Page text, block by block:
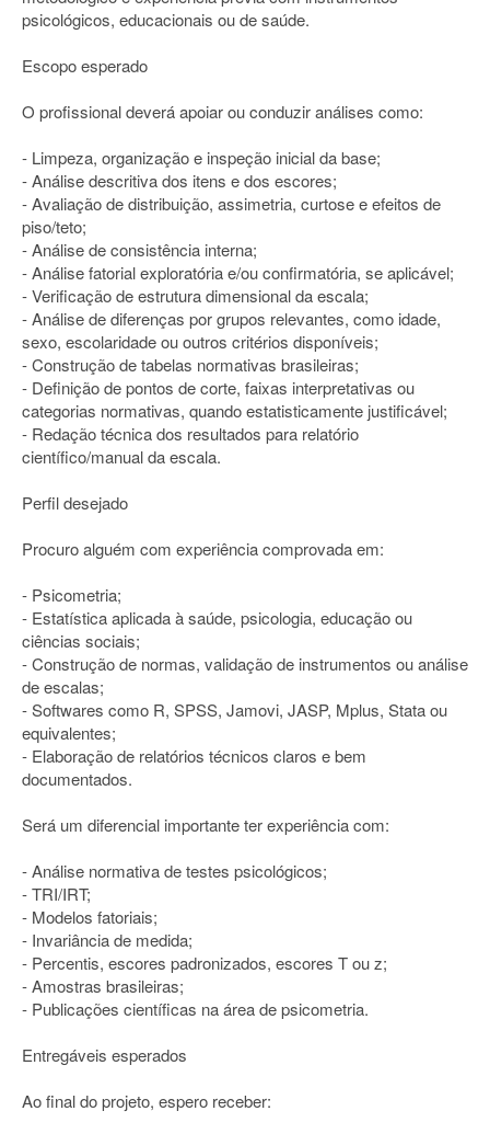
psicológicos, educacionais ou de saúde.
Escopo esperado
O profissional deverá apoiar ou conduzir análises como:
- Limpeza, organização e inspeção inicial da base;
- Análise descritiva dos itens e dos escores;
- Avaliação de distribuição, assimetria, curtose e efeitos de
piso/teto;
- Análise de consistência interna;
- Análise fatorial exploratória e/ou confirmatória, se aplicável;
- Verificação de estrutura dimensional da escala;
- Análise de diferenças por grupos relevantes, como idade,
sexo, escolaridade ou outros critérios disponíveis;
- Construção de tabelas normativas brasileiras;
- Definição de pontos de corte, faixas interpretativas ou
categorias normativas, quando estatisticamente justificável;
- Redação técnica dos resultados para relatório
científico/manual da escala.
Perfil desejado
Procuro alguém com experiência comprovada em:
- Psicometria;
- Estatística aplicada à saúde, psicologia, educação ou
ciências sociais;
- Construção de normas, validação de instrumentos ou análise
de escalas;
- Softwares como R, SPSS, Jamovi, JASP, Mplus, Stata ou
equivalentes;
- Elaboração de relatórios técnicos claros e bem
documentados.
Será um diferencial importante ter experiência com:
- Análise normativa de testes psicológicos;
- TRI/IRT;
- Modelos fatoriais;
- Invariância de medida;
- Percentis, escores padronizados, escores T ou z;
- Amostras brasileiras;
- Publicações científicas na área de psicometria.
Entregáveis esperados
Ao final do projeto, espero receber: